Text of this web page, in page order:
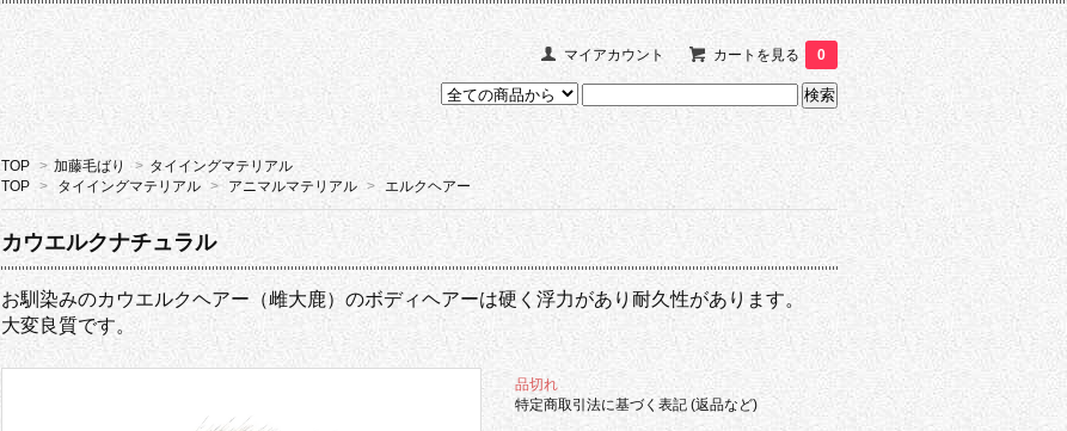
マイアカウント カートを見る 0
TOP > 加藤毛ばり > タイイングマテリアル
TOP > タイイングマテリアル > アニマルマテリアル > エルクヘアー
カウエルクナチュラル
お馴染みのカウエルクヘアー（雌大鹿）のボディヘアーは硬く浮力があり耐久性があります。
大変良質です。
品切れ
特定商取引法に基づく表記 (返品など)